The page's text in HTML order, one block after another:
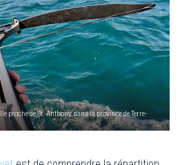
proche de St. Anthony, dans la province de Terre-